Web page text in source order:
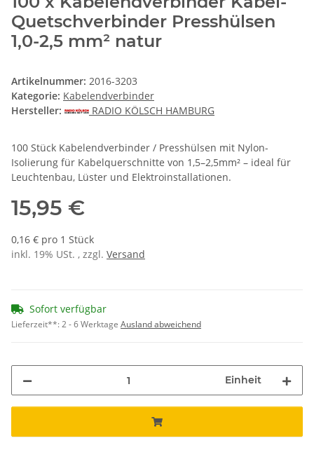
Quetschverbinder Presshülsen
1,0-2,5 mm² natur
Artikelnummer: 2016-3203
Kategorie: Kabelendverbinder
Hersteller:
RADIO KÖLSCH HAMBURG
100 Stück Kabelendverbinder / Presshülsen mit Nylon-
Isolierung für Kabelquerschnitte von 1,5–2,5mm² – ideal für
Leuchtenbau, Lüster und Elektroinstallationen.
15,95 €
0,16 € pro 1 Stück
inkl. 19% USt. , zzgl. Versand
Sofort verfügbar
Lieferzeit**:2 - 6 Werktage Ausland abweichend
Einheit